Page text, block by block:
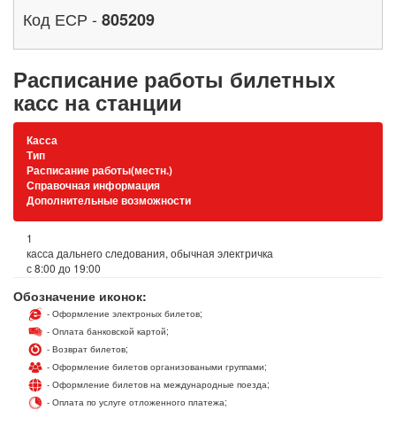
Код ЕСР - 805209
Расписание работы билетных
касс на станции
Касса
Тип
Расписание работы(местн.)
Справочная информация
Дополнительные возможности
1
касса дальнего следования, обычная электричка
с 8:00 до 19:00
Обозначение иконок:
- Оформление электроных билетов;
- Оплата банковской картой;
- Возврат билетов;
- Оформление билетов организоваными группами;
- Оформление билетов на международные поезда;
- Оплата по услуге отложенного платежа;